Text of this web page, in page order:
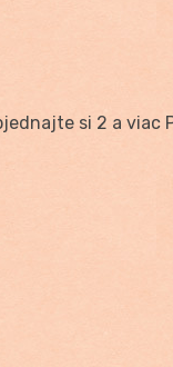
si 2 a viac